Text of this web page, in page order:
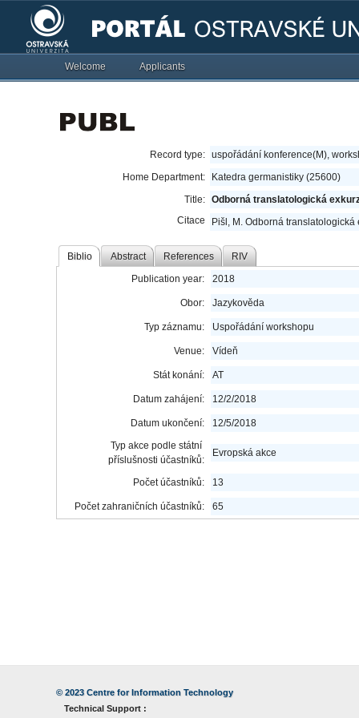
Welcome Applicants
Record type: uspořádání konference(M),
Home Department:
Katedra germanistiky (25600)
Title: Odborná translatologická
Citace
Pišl, M. Odborná
Biblio Abstract References RIV
Publication year: 2018
Obor: Jazykověda
Typ záznamu: Uspořádání workshopu
Venue: Vídeň
Stát konání: AT
Datum zahájení: 12/2/2018
Datum ukončení:
12/5/2018
Typ akce podle státní
příslušnosti účastníků:
Evropská akce
Počet účastníků: 13
Počet zahraničních účastníků: 65
© 2023 Centre for Information Technology
Technical Support :